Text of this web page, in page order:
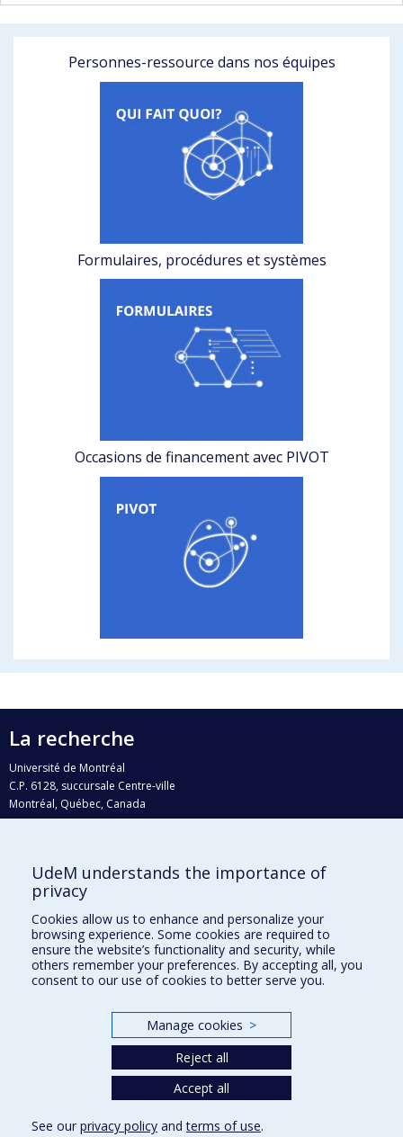
Personnes-ressource dans nos équipes
Formulaires, procédures et systèmes
Occasions de financement avec PIVOT
La recherche
Université de Montréal
C.P. 6128, succursale Centre-ville
Montréal, Québec, Canada
H3C 3J7
Qui fait quoi?
Nous trouver
Plan du site
Accessibilité
UdeM understands the importance of
privacy
Cookies allow us to enhance and personalize your
browsing experience. Some cookies are required to
ensure the website’s functionality and security, while
others remember your preferences. By accepting all, you
consent to our use of cookies to better serve you.
Manage cookies >
Reject all
Accept all
See our privacy policy andterms of use.